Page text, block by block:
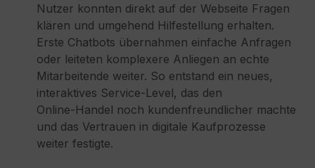
Nutzer konnten direkt auf der Webseite Fragen
klären und umgehend Hilfestellung erhalten.
Erste Chatbots übernahmen einfache Anfragen
oder leiteten komplexere Anliegen an echte
Mitarbeitende weiter. So entstand ein neues,
interaktives Service‑Level, das den
Online‑Handel noch kundenfreundlicher machte
und das Vertrauen in digitale Kaufprozesse
weiter festigte.